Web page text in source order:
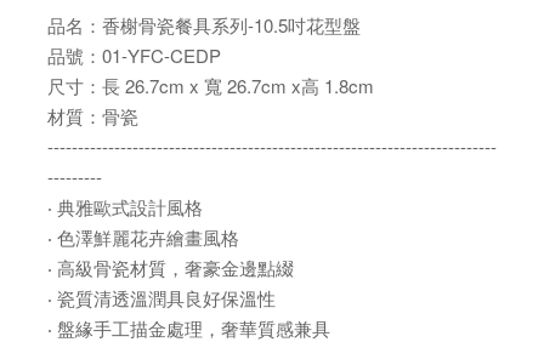
品名：香榭骨瓷餐具系列-10.5吋花型盤
品號：01-YFC-CEDP
尺寸：長 26.7cm x 寬 26.7cm x高 1.8cm
材質：骨瓷
--------------------------------------------------------------------------
---------
‧ 典雅歐式設計風格
‧ 色澤鮮麗花卉繪畫風格
‧ 高級骨瓷材質，奢豪金邊點綴
‧ 瓷質清透溫潤具良好保溫性
‧ 盤緣手工描金處理，奢華質感兼具